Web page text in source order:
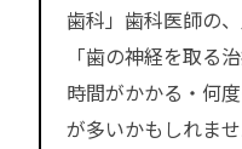
歯科」歯科医師の
「歯の神経を取る
時間がかかる・何
が多いかもしれま